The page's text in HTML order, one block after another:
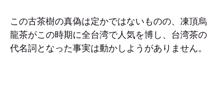
この古茶樹の真偽は定かではないものの、凍頂烏
龍茶がこの時期に全台湾で人気を博し、台湾茶の
代名詞となった事実は動かしようがありません。